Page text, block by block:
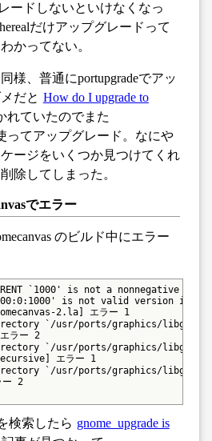
ードしないといけなくなっ
だけアップグレードって
かってない。
様、普通にportupgradeでアッ
だと How do I upgrade to
れていたのでまた
ってアップグレード。なにや
ージをいくつか見つけてくれ
除してしまった。
でエラー
のビルド中にエラー
`1000' is not a nonnegative
is not valid version
2.la] エラー 1
`/usr/ports/graphics/
ラー 2
`/usr/ports/graphics/
エラー 1
`/usr/ports/graphics/
2
検索したら gnome_upgrade is